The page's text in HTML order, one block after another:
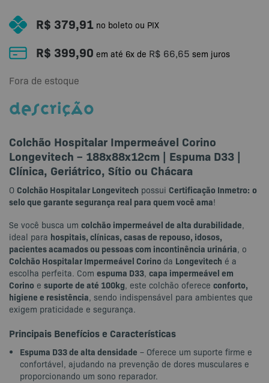
R$ 379,91 no boleto ou PIX
R$ 399,90 em até 6x de R$ 66,65 sem juros
Fora de estoque
DESCRIÇÃO
Colchão Hospitalar Impermeável Corino
Longevitech – 188x88x12cm | Espuma D33 |
Clínica, Geriátrico, Sítio ou Chácara
O Colchão Hospitalar Longevitech possui Certificação Inmetro: o
selo que garante segurança real para quem você ama!
Se você busca um colchão impermeável de alta durabilidade,
ideal para hospitais, clínicas, casas de repouso, idosos,
pacientes acamados ou pessoas com incontinência urinária, o
Colchão Hospitalar Impermeável Corino da Longevitech é a
escolha perfeita. Com espuma D33, capa impermeável em
Corino e suporte de até 100kg, este colchão oferece conforto,
higiene e resistência, sendo indispensável para ambientes que
exigem praticidade e segurança.
Principais Benefícios e Características
Espuma D33 de alta densidade – Oferece um suporte firme e
confortável, ajudando na prevenção de dores musculares e
proporcionando um sono reparador.